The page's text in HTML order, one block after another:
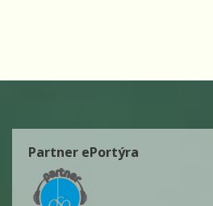
Partner ePortýra